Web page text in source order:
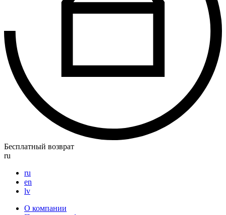
Бесплатный возврат
ru
ru
en
lv
О компании